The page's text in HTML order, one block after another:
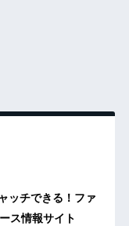
ッチできる！ファ
ス情報サイト